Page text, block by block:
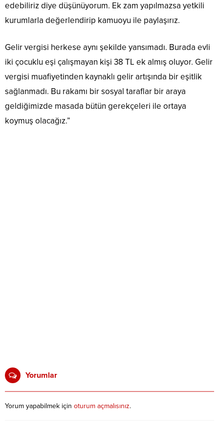
edebiliriz diye düşünüyorum. Ek zam yapılmazsa yetkili
kurumlarla değerlendirip kamuoyu ile paylaşırız.
Gelir vergisi herkese aynı şekilde yansımadı. Burada evli
iki çocuklu eşi çalışmayan kişi 38 TL ek almış oluyor. Gelir
vergisi muafiyetinden kaynaklı gelir artışında bir eşitlik
sağlanmadı. Bu rakamı bir sosyal taraflar bir araya
geldiğimizde masada bütün gerekçeleri ile ortaya
koymuş olacağız.”
Yorumlar
Yorum yapabilmek için oturum açmalısınız.